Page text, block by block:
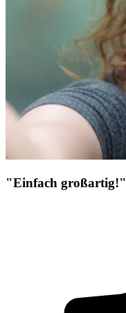
"Einfach großartig!"